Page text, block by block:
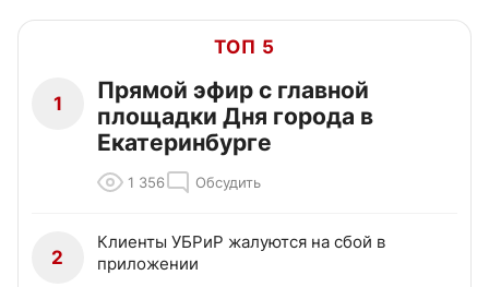
ТОП 5
1
Прямой эфир с главной
площадки Дня города в
Екатеринбурге
1 356 Обсудить
2
Клиенты УБРиР жалуются на сбой в
приложении